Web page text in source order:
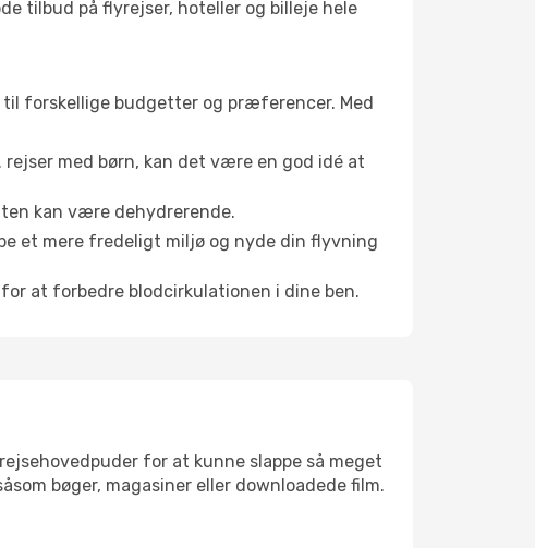
tilbud på flyrejser, hoteller og billeje hele
til forskellige budgetter og præferencer. Med
med børn, kan det være en god idé at
kan være dehydrerende.
et mere fredeligt miljø og nyde din flyvning
at forbedre blodcirkulationen i dine ben.
for at kunne slappe så meget
bøger, magasiner eller downloadede film.